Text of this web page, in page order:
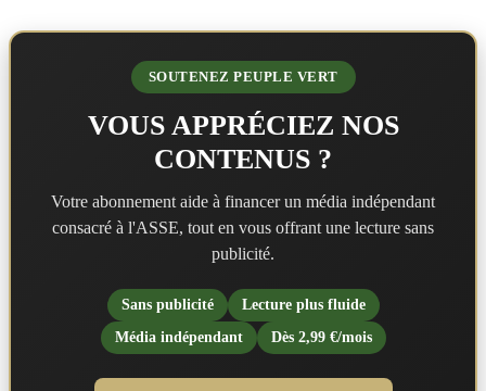
SOUTENEZ PEUPLE VERT
VOUS APPRÉCIEZ NOS
CONTENUS ?
Votre abonnement aide à financer un média indépendant
consacré à l'ASSE, tout en vous offrant une lecture sans
publicité.
Sans publicité
Lecture plus fluide
Média indépendant
Dès 2,99 €/mois